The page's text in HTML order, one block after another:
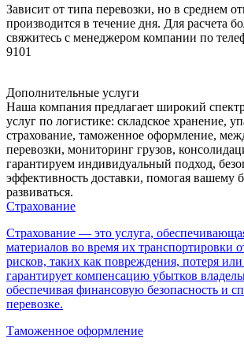
Зависит от типа перевозки, но в среднем
производится в течение дня. Для расчета
свяжитесь с менеджером компании по
9101
Дополнительные услуги
Наша компания предлагает широкий
услуг по логистике: складское хранение,
страхование, таможенное оформление,
перевозки, мониторинг грузов,
гарантируем индивидуальный подход,
эффективность доставки, помогая вашему
развиваться.
Страхование
Страхование — это услуга,
материалов во время их транспортировки
рисков, таких как повреждения, потеря
гарантирует компенсацию убытков
обеспечивая финансовую безопасность и
перевозке.
Таможенное оформление